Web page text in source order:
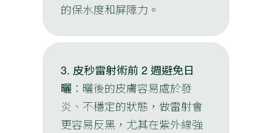
的保水度和屏障力。
3. 皮秒雷射術前 2 週避免日
曬 ：曬後的皮膚容易處於發
炎、不穩定的狀態，做雷射會
更容易反黑，尤其在紫外線強